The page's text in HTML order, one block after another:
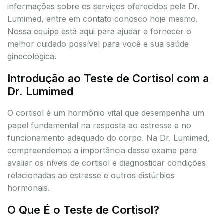
informações sobre os serviços oferecidos pela Dr.
Lumimed, entre em contato conosco hoje mesmo.
Nossa equipe está aqui para ajudar e fornecer o
melhor cuidado possível para você e sua saúde
ginecológica.
Introdução ao Teste de Cortisol com a
Dr. Lumimed
O cortisol é um hormônio vital que desempenha um
papel fundamental na resposta ao estresse e no
funcionamento adequado do corpo. Na Dr. Lumimed,
compreendemos a importância desse exame para
avaliar os níveis de cortisol e diagnosticar condições
relacionadas ao estresse e outros distúrbios
hormonais.
O Que É o Teste de Cortisol?